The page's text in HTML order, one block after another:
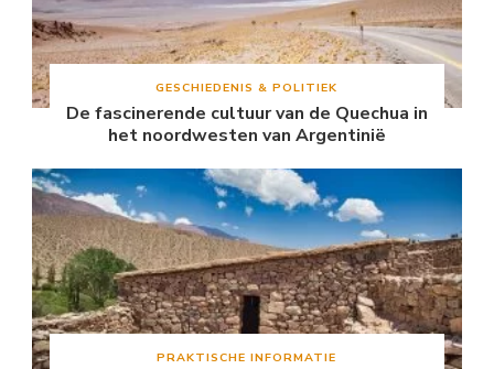
GESCHIEDENIS & POLITIEK
De fascinerende cultuur van de Quechua in
het noordwesten van Argentinië
PRAKTISCHE INFORMATIE